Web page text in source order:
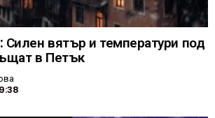
Силен вятър и температури под
в Петък